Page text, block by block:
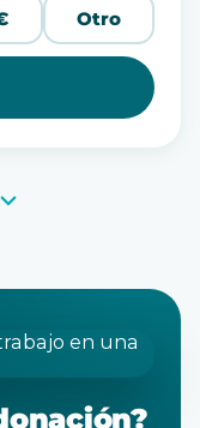
Otro